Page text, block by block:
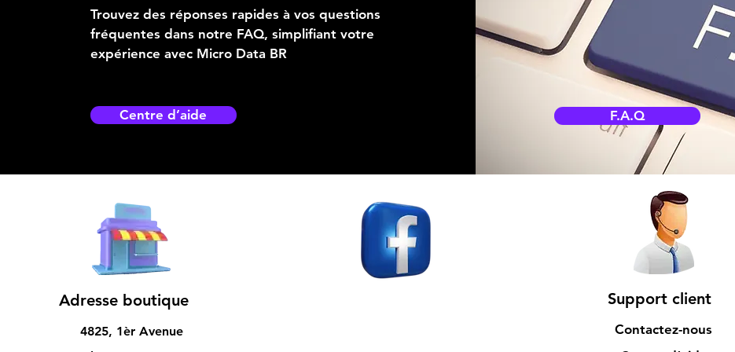
Trouvez des réponses rapides à vos questions
fréquentes dans notre FAQ, simplifiant votre
expérience avec Micro Data BR
Centre d’aide F.A.Q
Adresse boutique
4825, 1èr Avenue
Support client
Contactez-nous